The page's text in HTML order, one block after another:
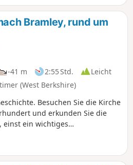
Bramley, rund um
-41 m 2:55 Std.
Leicht
(West Berkshire)
Besuchen Sie die Kirche
und erkunden Sie die
einst ein wichtiges